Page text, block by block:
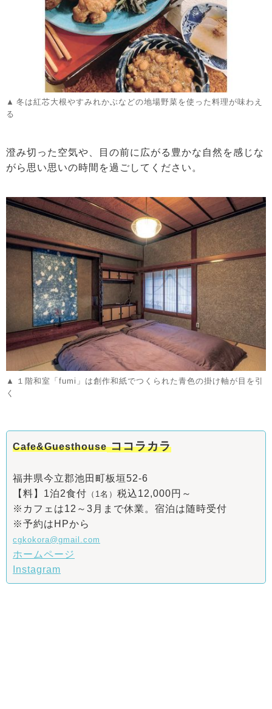
冬は紅芯大根やすみれかぶなどの地場野菜を使った料理が味わえ
る
澄み切った空気や、目の前に広がる豊かな自然を感じな
がら思い思いの時間を過ごしてください。
１階和室「fumi」は創作和紙でつくられた青色の掛け軸が目を引
く
Cafe&Guesthouseココラカラ
福井県今立郡池田町板垣52-6
【料】1泊2食付 （1名） 税込12,000円～
※カフェは12～3月まで休業。宿泊は随時受付
※予約はHPから
cgkokora@gmail.com
ホームページ
Instagram